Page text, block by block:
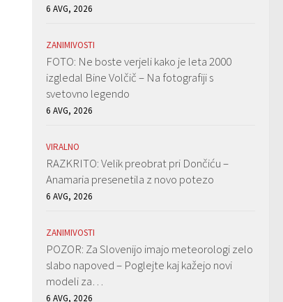
6 AVG, 2026
ZANIMIVOSTI
FOTO: Ne boste verjeli kako je leta 2000
izgledal Bine Volčič – Na fotografiji s
svetovno legendo
6 AVG, 2026
VIRALNO
RAZKRITO: Velik preobrat pri Dončiću –
Anamaria presenetila z novo potezo
6 AVG, 2026
ZANIMIVOSTI
POZOR: Za Slovenijo imajo meteorologi zelo
slabo napoved – Poglejte kaj kažejo novi
modeli za…
6 AVG, 2026